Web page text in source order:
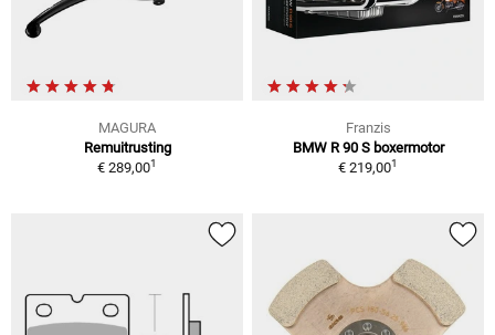
MAGURA
Remuitrusting
€ 289,001
Franzis
BMW R 90 S boxermotor
€ 219,001